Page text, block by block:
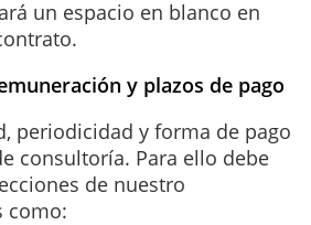
un espacio en blanco en
y plazos de pago
periodicidad y forma de pago
consultoría. Para ello debe
de nuestro
como: